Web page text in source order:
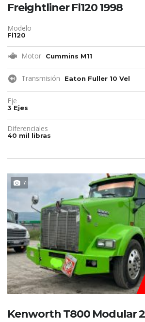
Freightliner Fl120 1998
Modelo
Fl120
Motor Cummins M11
Transmisión Eaton Fuller 10 Vel
Eje
3 Ejes
Diferenciales
40 mil libras
7
Kenworth T800 Modular